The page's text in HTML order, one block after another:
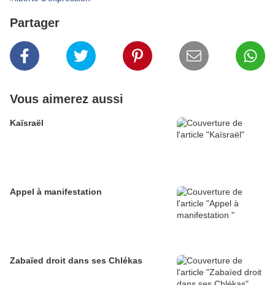
Partager
Vous aimerez aussi
Kaïsraël
Appel à manifestation
Zabaïed droit dans ses Chlékas